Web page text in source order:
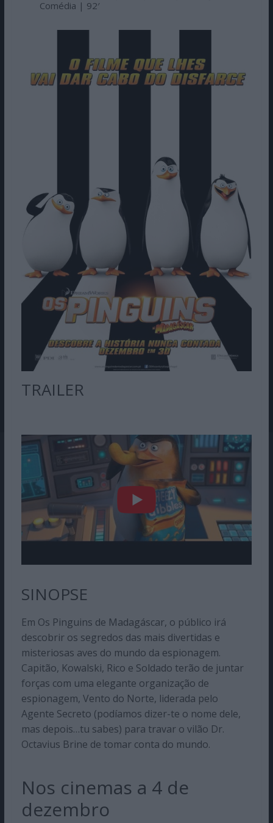
Comédia | 92′
TRAILER
SINOPSE
Em Os Pinguins de Madagáscar, o público irá
descobrir os segredos das mais divertidas e
misteriosas aves do mundo da espionagem.
Capitão, Kowalski, Rico e Soldado terão de juntar
forças com uma elegante organização de
espionagem, Vento do Norte, liderada pelo
Agente Secreto (podíamos dizer-te o nome dele,
mas depois…tu sabes) para travar o vilão Dr.
Octavius Brine de tomar conta do mundo.
Nos cinemas a 4 de
dezembro